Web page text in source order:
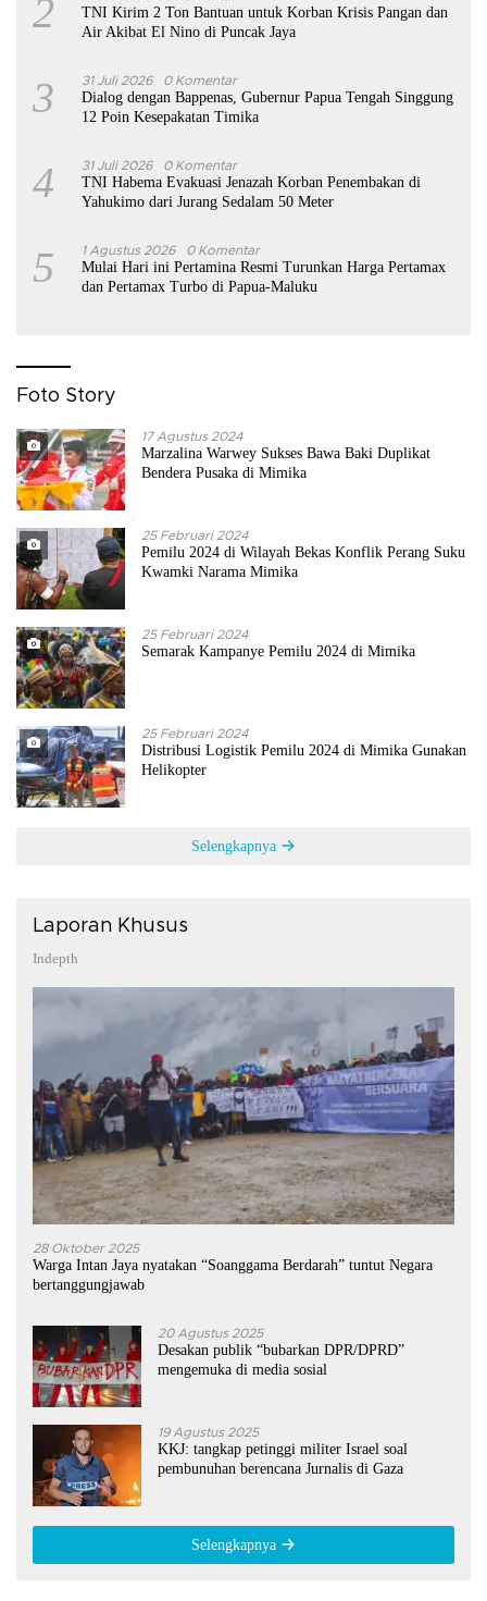
2
TNI Kirim 2 Ton Bantuan untuk Korban Krisis Pangan dan
Air Akibat El Nino di Puncak Jaya
3 31 Juli 2026 0 Komentar
Dialog dengan Bappenas, Gubernur Papua Tengah Singgung
12 Poin Kesepakatan Timika
4 31 Juli 2026 0 Komentar
TNI Habema Evakuasi Jenazah Korban Penembakan di
Yahukimo dari Jurang Sedalam 50 Meter
5 1 Agustus 2026 0 Komentar
Mulai Hari ini Pertamina Resmi Turunkan Harga Pertamax
dan Pertamax Turbo di Papua-Maluku
Foto Story
17 Agustus 2024
Marzalina Warwey Sukses Bawa Baki Duplikat
Bendera Pusaka di Mimika
25 Februari 2024
Pemilu 2024 di Wilayah Bekas Konflik Perang Suku
Kwamki Narama Mimika
25 Februari 2024
Semarak Kampanye Pemilu 2024 di Mimika
25 Februari 2024
Distribusi Logistik Pemilu 2024 di Mimika Gunakan
Helikopter
Selengkapnya
Laporan Khusus
Indepth
28 Oktober 2025
Warga Intan Jaya nyatakan “Soanggama Berdarah” tuntut Negara
bertanggungjawab
20 Agustus 2025
Desakan publik “bubarkan DPR/DPRD”
mengemuka di media sosial
19 Agustus 2025
KKJ: tangkap petinggi militer Israel soal
pembunuhan berencana Jurnalis di Gaza
Selengkapnya